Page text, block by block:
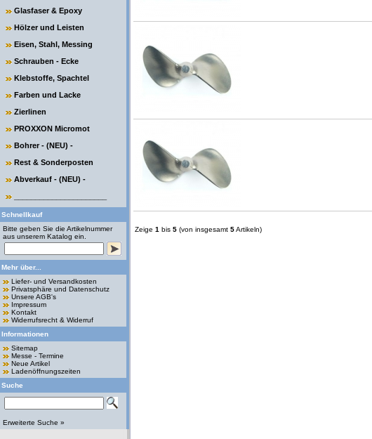
Glasfaser & Epoxy
Hölzer und Leisten
Eisen, Stahl, Messing
Schrauben - Ecke
Klebstoffe, Spachtel
Farben und Lacke
Zierlinen
PROXXON Micromot
Bohrer - (NEU) -
Rest & Sonderposten
Abverkauf - (NEU) -
Schnellkauf
Bitte geben Sie die Artikelnummer
aus unserem Katalog ein.
Mehr über...
Liefer- und Versandkosten
Privatsphäre und Datenschutz
Unsere AGB's
Impressum
Kontakt
Widerrufsrecht & Widerruf
Informationen
Sitemap
Messe - Termine
Neue Artikel
Ladenöffnungszeiten
Suche
Erweiterte Suche »
Zeige 1 bis 5 (von insgesamt 5Artikeln)